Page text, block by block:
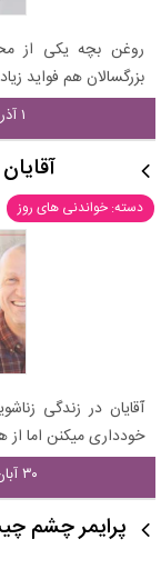
روغن بچه یکی از
بزرگسالان هم فواید
۱ آذر ۱۳۹۷ - ۱۰:۱۶
دسته: خواندنی های روز
آقایان در زندگی
خودداری میکنن اما از
۳۰ آبان ۱۳۹۷ - ۱۳:۰۸
پرایمر چشم